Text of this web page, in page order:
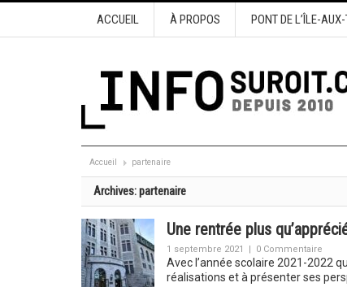
ACCUEIL À PROPOS PONT DE L’ÎLE-AUX-
Accueil partenaire
Archives:partenaire
Une rentrée plus
1 septembre 2021 | 0 Commentaire
Avec l’année scolaire 2021-2022
réalisations et à présenter ses